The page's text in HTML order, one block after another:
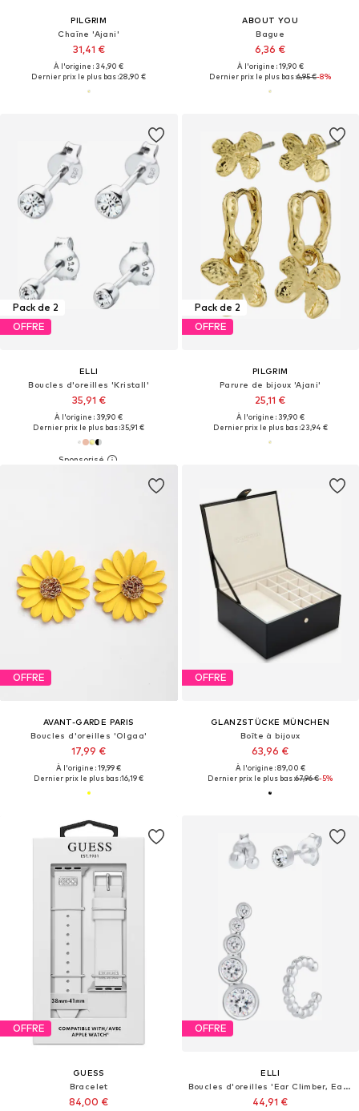
PILGRIM
Chaîne 'Ajani'
31,41 €
À l'origine : 34,90 €
Dernier prix le plus bas :28,90 €
ABOUT YOU
Bague
6,36 €
À l'origine : 19,90 €
Dernier prix le plus bas :6,95 €-8%
Pack de 2
OFFRE
ELLI
Boucles d'oreilles 'Kristall'
35,91 €
À l'origine : 39,90 €
Dernier prix le plus bas :35,91 €
Pack de 2
OFFRE
PILGRIM
Parure de bijoux 'Ajani'
25,11 €
À l'origine : 39,90 €
Dernier prix le plus bas :23,94 €
OFFRE
AVANT-GARDE PARIS
Boucles d'oreilles 'Olgaa'
17,99 €
À l'origine : 19,99 €
Dernier prix le plus bas :16,19 €
OFFRE
GLANZSTÜCKE MÜNCHEN
Boîte à bijoux
63,96 €
À l'origine : 89,00 €
Dernier prix le plus bas :67,96 €-5%
OFFRE
GUESS
Bracelet
84,00 €
OFFRE
ELLI
Boucles d'oreilles 'Ear Climber, Earcuff'
44,91 €